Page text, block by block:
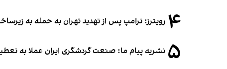
۴ رویترز: ترامپ پس از تهدید تهران به حمله به
۵ نشریه پیام ما: صنعت گردشگری ایران عملا به